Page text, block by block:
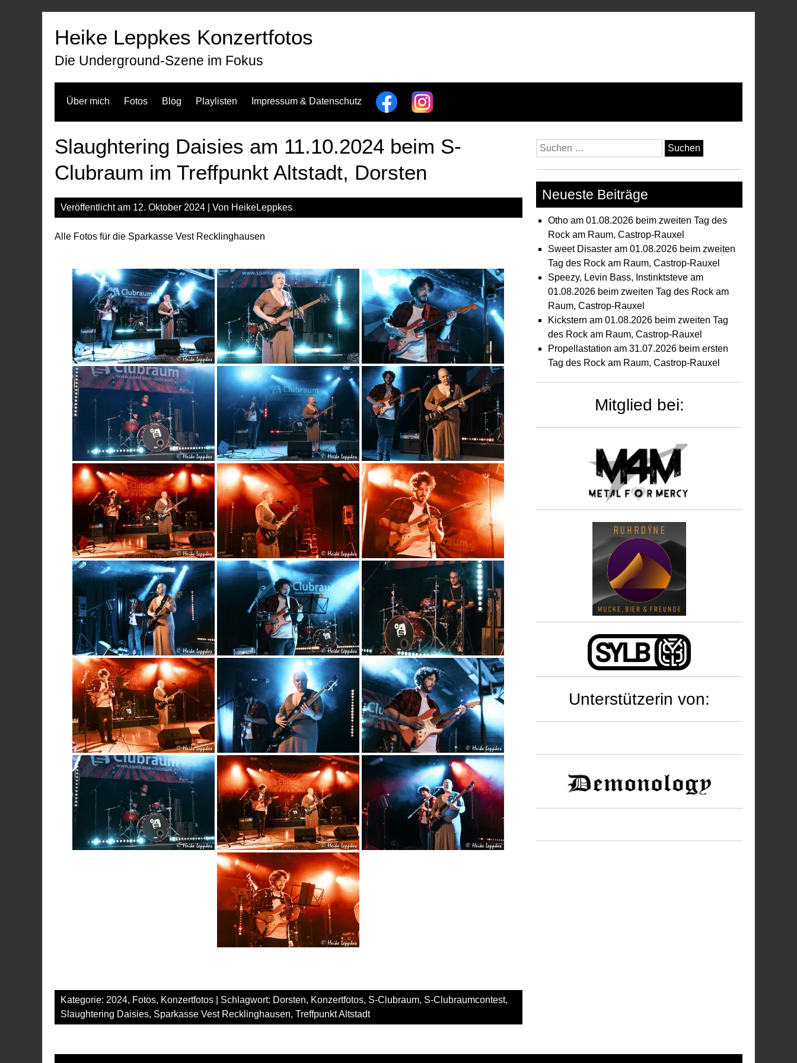
Heike Leppkes Konzertfotos
Die Underground-Szene im Fokus
Über mich Fotos Blog Playlisten Impressum & Datenschutz
Slaughtering Daisies am 11.10.2024 beim S-
Clubraum im Treffpunkt Altstadt, Dorsten
Veröffentlicht am 12. Oktober 2024 | Von HeikeLeppkes
Alle Fotos für die Sparkasse Vest Recklinghausen
Kategorie: 2024, Fotos, Konzertfotos | Schlagwort: Dorsten, Konzertfotos, S-Clubraum, S-Clubraumcontest,
Slaughtering Daisies, Sparkasse Vest Recklinghausen, Treffpunkt Altstadt
Suchen
nach:
Neueste Beiträge
Otho am 01.08.2026 beim zweiten Tag des
Rock am Raum, Castrop-Rauxel
Sweet Disaster am 01.08.2026 beim zweiten
Tag des Rock am Raum, Castrop-Rauxel
Speezy, Levin Bass, Instinktsteve am
01.08.2026 beim zweiten Tag des Rock am
Raum, Castrop-Rauxel
Kickstern am 01.08.2026 beim zweiten Tag
des Rock am Raum, Castrop-Rauxel
Propellastation am 31.07.2026 beim ersten
Tag des Rock am Raum, Castrop-Rauxel
Mitglied bei:
Unterstützerin von: